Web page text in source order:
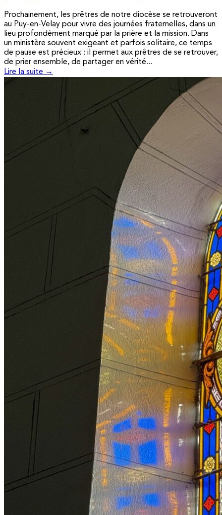
Prochainement, les prêtres de notre diocèse se retrouveront
au Puy-en-Velay pour vivre des journées fraternelles, dans un
lieu profondément marqué par la prière et la mission. Dans
un ministère souvent exigeant et parfois solitaire, ce temps
de pause est précieux : il permet aux prêtres de se retrouver,
de prier ensemble, de partager en vérité...
Lire la suite →